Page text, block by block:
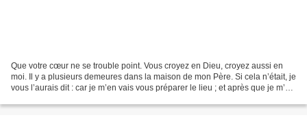
Que votre cœur ne se trouble point. Vous croyez en Dieu, croyez aussi en
moi. Il y a plusieurs demeures dans la maison de mon Père. Si cela n’était, je
vous l’aurais dit : car je m’en vais vous préparer le lieu ; et après que je m’en